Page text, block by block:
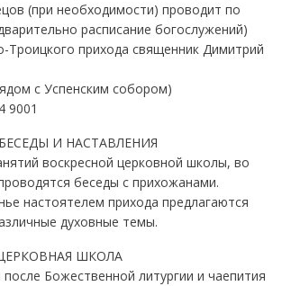
(при необходимости) проводит по
расписание богослужений)
Троицкого прихода священник Димитрий
с Успенским собором)
9001
И НАСТАВЛЕНИЯ
воскресной церковной школы, во
беседы с прихожанами.
настоятелем прихода предлагаются
духовные темы.
ШКОЛА
Божественной литургии и чаепития